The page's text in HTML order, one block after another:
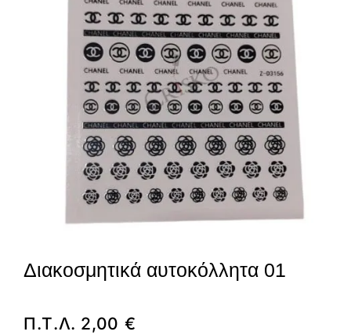
Διακοσμητικά αυτοκόλλητα 01
Π.Τ.Λ. 2,00 €